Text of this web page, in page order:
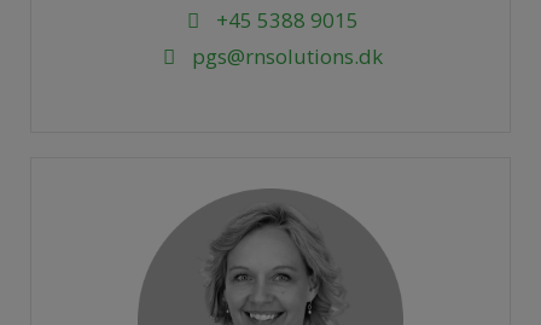
+45 5388 9015
pgs@rnsolutions.dk